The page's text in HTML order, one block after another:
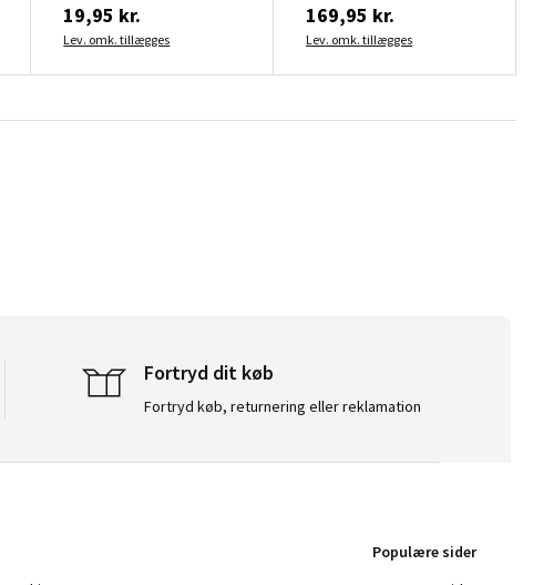
19,95 kr.
Lev. omk. tillægges
169,95 kr.
Lev. omk. tillægges
Fortryd dit køb
Fortryd køb, returnering eller reklamation
Populære sider